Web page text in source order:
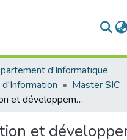
Collectionsd'Informatique
Master SIC
Conception et développement d'une application de cartographie interactive pour la navigation au sein du Campus Université de Tlemcen « ATVIM »
et